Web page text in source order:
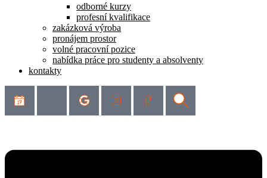
odborné kurzy
profesní kvalifikace
zakázková výroba
pronájem prostor
volné pracovní pozice
nabídka práce pro studenty a absolventy
kontakty